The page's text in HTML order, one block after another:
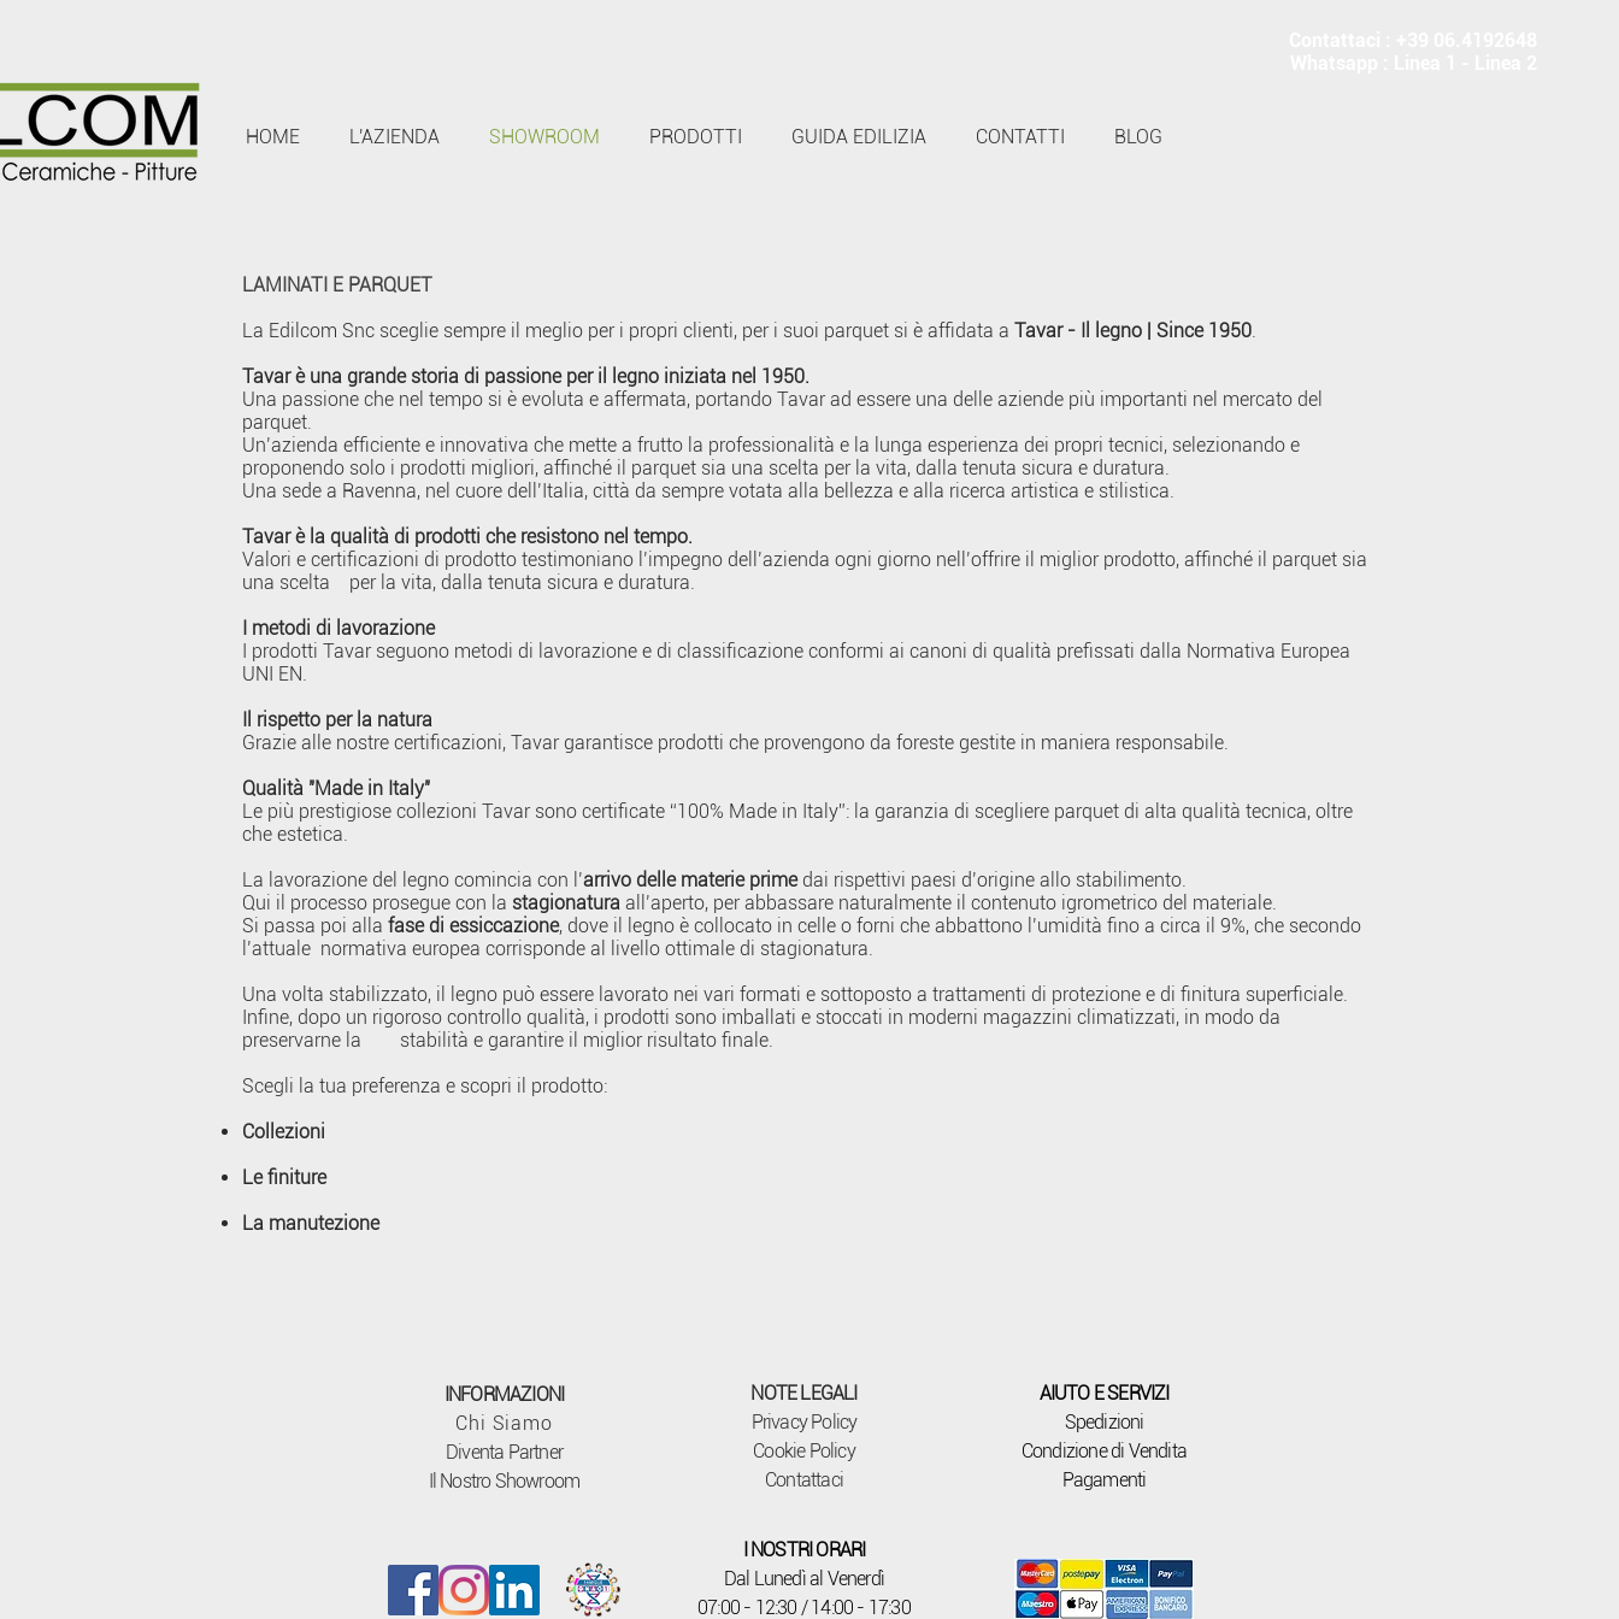
HOME L'AZIENDA SHOWROOM PRODOTTI GUIDA EDILIZIA CONTATTI BLOG
LAMINATI E PARQUET
La Edilcom Snc sceglie sempre il meglio per i propri clienti, per i suoi parquet si è affidata a Tavar - Il legno | Since 1950.
Tavar è una grande storia di passione per il legno iniziata nel 1950.
Una passione che nel tempo si è evoluta e affermata, portando Tavar ad essere una delle aziende più importanti nel mercato del
parquet.
Un’azienda efficiente e innovativa che mette a frutto la professionalità e la lunga esperienza dei propri tecnici, selezionando e
proponendo solo i prodotti migliori, affinché il parquet sia una scelta per la vita, dalla tenuta sicura e duratura.
Una sede a Ravenna, nel cuore dell’Italia, città da sempre votata alla bellezza e alla ricerca artistica e stilistica.
Tavar è la qualità di prodotti che resistono nel tempo.
Valori e certificazioni di prodotto testimoniano l’impegno dell’azienda ogni giorno nell’offrire il miglior prodotto, affinché il parquet sia
una scelta per la vita, dalla tenuta sicura e duratura.
I metodi di lavorazione
I prodotti Tavar seguono metodi di lavorazione e di classificazione conformi ai canoni di qualità prefissati dalla Normativa Europea
UNI EN.
Il rispetto per la natura
Grazie alle nostre certificazioni, Tavar garantisce prodotti che provengono da foreste gestite in maniera responsabile.
Qualità "Made in Italy"
Le più prestigiose collezioni Tavar sono certificate “100% Made in Italy”: la garanzia di scegliere parquet di alta qualità tecnica, oltre
che estetica.
La lavorazione del legno comincia con l’arrivo delle materie primedai rispettivi paesi d’origine allo stabilimento.
Qui il processo prosegue con la stagionatura all’aperto, per abbassare naturalmente il contenuto igrometrico del materiale.
Si passa poi alla fase di essiccazione, dove il legno è collocato in celle o forni che abbattono l’umidità fino a circa il 9%, che secondo
l’attuale normativa europea corrisponde al livello ottimale di stagionatura.
Una volta stabilizzato, il legno può essere lavorato nei vari formati e sottoposto a trattamenti di protezione e di finitura superficiale.
Infine, dopo un rigoroso controllo qualità, i prodotti sono imballati e stoccati in moderni magazzini climatizzati, in modo da
preservarne la stabilità e garantire il miglior risultato finale.
Scegli la tua preferenza e scopri il prodotto:
Collezioni
Le finiture
La manutezione
INFORMAZIONI
Chi Siamo
Diventa Partner
Il Nostro Showroom
NOTE LEGALI
Privacy Policy
Cookie Policy
Contattaci
AIUTO E SERVIZI
Spedizioni
Condizione di Vendita
Pagamenti
I NOSTRI ORARI
Dal Lunedì al Venerdì
07:00 - 12:30 / 14:00 - 17:30